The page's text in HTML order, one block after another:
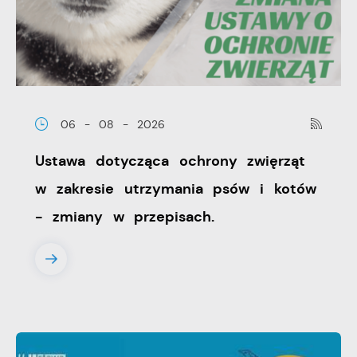
06 - 08 - 2026
Ustawa dotycząca ochrony zwięrząt
w zakresie utrzymania psów i kotów
- zmiany w przepisach.
wiadomości, ofert, komunikatów mediów
społecznościowych.